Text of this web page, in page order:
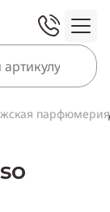
парфюмерия